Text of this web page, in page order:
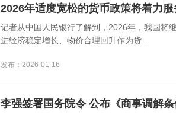
2026年适度宽松的货币政策将着力
记者从中国人民银行了解到，2026年，我国将
进经济稳定增长、物价合理回升作为货...
发布：2026-01-16
李强签署国务院令 公布《商事调解条